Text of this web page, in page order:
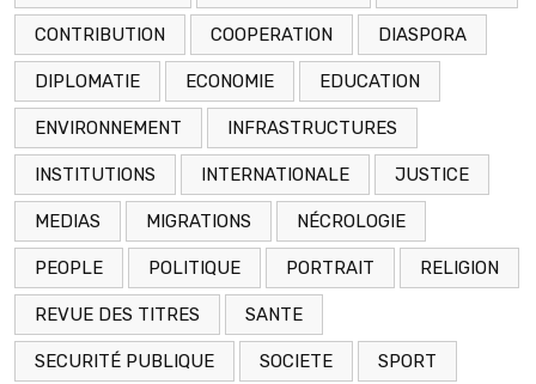
CONTRIBUTION COOPERATION DIASPORA
DIPLOMATIE ECONOMIE EDUCATION
ENVIRONNEMENT INFRASTRUCTURES
INSTITUTIONS INTERNATIONALE JUSTICE
MEDIAS MIGRATIONS NÉCROLOGIE
PEOPLE POLITIQUE PORTRAIT RELIGION
REVUE DES TITRES SANTE
SECURITÉ PUBLIQUE SOCIETE SPORT